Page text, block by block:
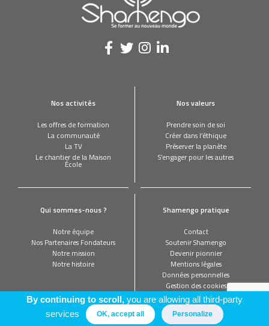
Nos activités
Les offres de formation
La communauté
La TV
Le chantier de la Maison
École
Nos valeurs
Prendre soin de soi
Créer dans l’éthique
Préserver la planète
S’engager pour les autres
Qui sommes-nous ?
Notre équipe
Nos Partenaires Fondateurs
Notre mission
Notre histoire
Shamengo pratique
Contact
Soutenir Shamengo
Devenir pionnier
Mentions légales
Données personnelles
Gestion des cookies
By continuing to scroll,you are allowing all third-party
services
OK, accept all Personalize